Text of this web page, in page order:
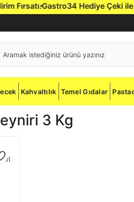
Gastro34 Hediye Çeki ile İlk
Kahvaltılık Temel Gıdalar
3 Kg